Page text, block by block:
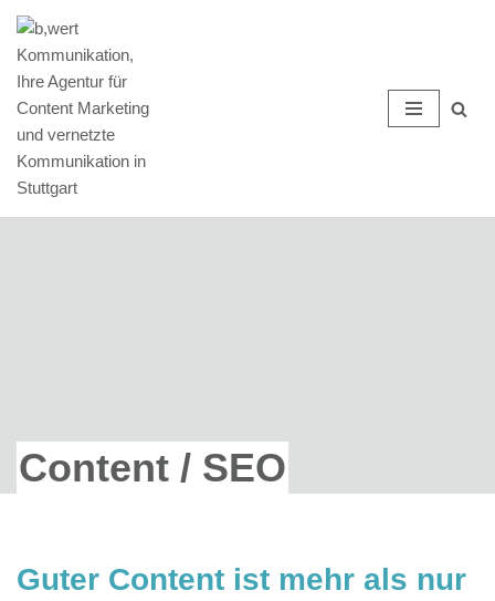
Zum
Inhalt
springen
Content / SEO
Guter Content ist mehr als nur